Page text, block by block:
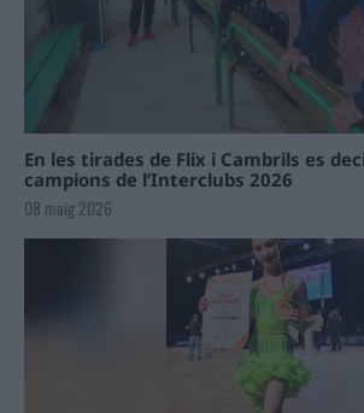
En les tirades de Flix i Cambrils es
campions de l’Interclubs 2026
08 maig 2026